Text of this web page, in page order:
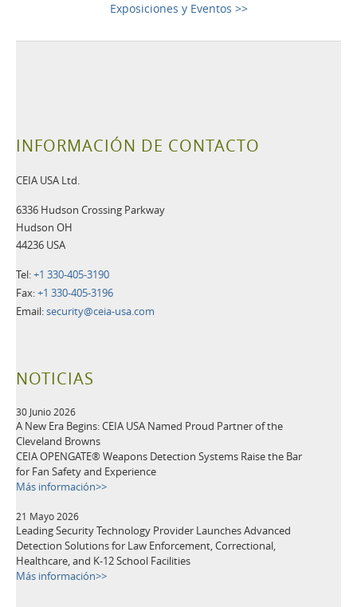
Exposiciones y Eventos >>
INFORMACIÓN DE CONTACTO
CEIA USA Ltd.
6336 Hudson Crossing Parkway
Hudson OH
44236 USA
Tel:+1 330-405-3190
Fax:+1 330-405-3196
Email:security@ceia-usa.com
NOTICIAS
30 Junio 2026
A New Era Begins: CEIA USA Named Proud Partner of the
Cleveland Browns
CEIA OPENGATE® Weapons Detection Systems Raise the Bar
for Fan Safety and Experience
Más información>>
21 Mayo 2026
Leading Security Technology Provider Launches Advanced
Detection Solutions for Law Enforcement, Correctional,
Healthcare, and K-12 School Facilities
Más información>>